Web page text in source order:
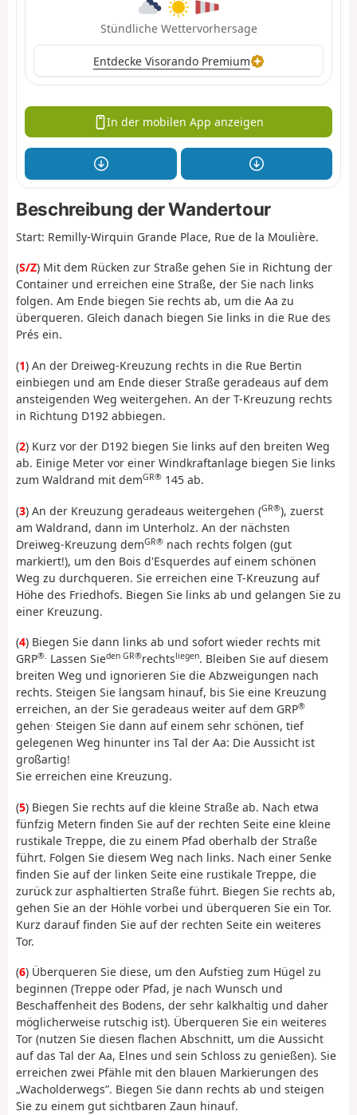
Stündliche Wettervorhersage
Entdecke Visorando Premium
In der mobilen App anzeigen
Beschreibung der Wandertour
Start: Remilly-Wirquin Grande Place, Rue de la Moulière.
(S/Z) Mit dem Rücken zur Straße gehen Sie in Richtung der
Container und erreichen eine Straße, der Sie nach links
folgen. Am Ende biegen Sie rechts ab, um die Aa zu
überqueren. Gleich danach biegen Sie links in die Rue des
Prés ein.
(1) An der Dreiweg-Kreuzung rechts in die Rue Bertin
einbiegen und am Ende dieser Straße geradeaus auf dem
ansteigenden Weg weitergehen. An der T-Kreuzung rechts
in Richtung D192 abbiegen.
(2) Kurz vor der D192 biegen Sie links auf den breiten Weg
ab. Einige Meter vor einer Windkraftanlage biegen Sie links
zum Waldrand mit demGR® 145 ab.
(3) An der Kreuzung geradeaus weitergehen (GR®), zuerst
am Waldrand, dann im Unterholz. An der nächsten
Dreiweg-Kreuzung demGR® nach rechts folgen (gut
markiert!), um den Bois d'Esquerdes auf einem schönen
Weg zu durchqueren. Sie erreichen eine T-Kreuzung auf
Höhe des Friedhofs. Biegen Sie links ab und gelangen Sie zu
einer Kreuzung.
(4) Biegen Sie dann links ab und sofort wieder rechts mit
GRP®. Lassen Sieden GR®rechtsliegen. Bleiben Sie auf diesem
breiten Weg und ignorieren Sie die Abzweigungen nach
rechts. Steigen Sie langsam hinauf, bis Sie eine Kreuzung
erreichen, an der Sie geradeaus weiter auf dem GRP®
gehen. Steigen Sie dann auf einem sehr schönen, tief
gelegenen Weg hinunter ins Tal der Aa: Die Aussicht ist
großartig!
Sie erreichen eine Kreuzung.
(5) Biegen Sie rechts auf die kleine Straße ab. Nach etwa
fünfzig Metern finden Sie auf der rechten Seite eine kleine
rustikale Treppe, die zu einem Pfad oberhalb der Straße
führt. Folgen Sie diesem Weg nach links. Nach einer Senke
finden Sie auf der linken Seite eine rustikale Treppe, die
zurück zur asphaltierten Straße führt. Biegen Sie rechts ab,
gehen Sie an der Höhle vorbei und überqueren Sie ein Tor.
Kurz darauf finden Sie auf der rechten Seite ein weiteres
Tor.
(6) Überqueren Sie diese, um den Aufstieg zum Hügel zu
beginnen (Treppe oder Pfad, je nach Wunsch und
Beschaffenheit des Bodens, der sehr kalkhaltig und daher
möglicherweise rutschig ist). Überqueren Sie ein weiteres
Tor (nutzen Sie diesen flachen Abschnitt, um die Aussicht
auf das Tal der Aa, Elnes und sein Schloss zu genießen). Sie
erreichen zwei Pfähle mit den blauen Markierungen des
„Wacholderwegs”. Biegen Sie dann rechts ab und steigen
Sie zu einem gut sichtbaren Zaun hinauf.